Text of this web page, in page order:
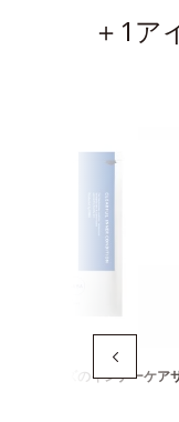
＋1ア
ルシリーズのインナーケア